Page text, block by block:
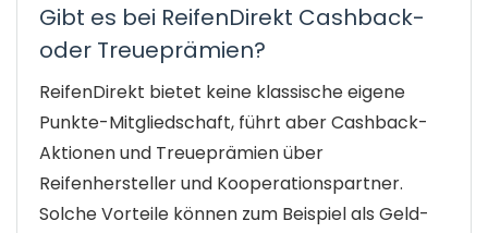
Gibt es bei ReifenDirekt Cashback-
oder Treueprämien?
ReifenDirekt bietet keine klassische eigene
Punkte-Mitgliedschaft, führt aber Cashback-
Aktionen und Treueprämien über
Reifenhersteller und Kooperationspartner.
Solche Vorteile können zum Beispiel als Geld-